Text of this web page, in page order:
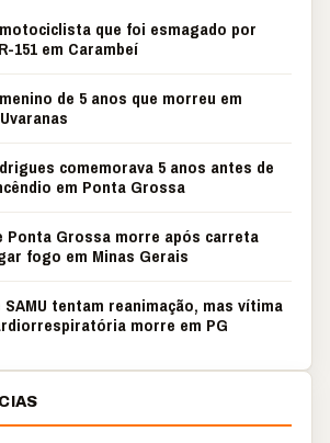
que foi esmagado por
151 em Carambeí
de 5 anos que morreu em
comemorava 5 anos antes de
em Ponta Grossa
Ponta Grossa morre após carreta
fogo em Minas Gerais
tentam reanimação, mas vítima
morre em PG